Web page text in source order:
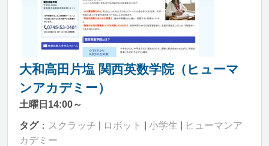
大和高田片塩 関西英数学院（ヒューマ
ンアカデミー）
土曜日14:00～
タグ： スクラッチ ロボット 小学生
ヒューマンア
カデミー